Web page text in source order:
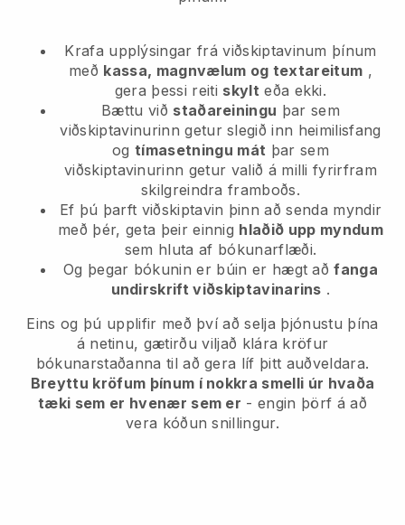
Krafa upplýsingar frá viðskiptavinum þínum
með kassa, magnvælum og textareitum ,
gera þessi reiti skylt eða ekki.
Bættu við staðareiningu þar sem
viðskiptavinurinn getur slegið inn heimilisfang
ogtímasetningu mát þar sem
viðskiptavinurinn getur valið á milli fyrirfram
skilgreindra framboðs.
Ef þú þarft viðskiptavin þinn að senda myndir
með þér, geta þeir einnig hlaðið upp myndum
sem hluta af bókunarflæði.
Og þegar bókunin er búin er hægt aðfanga
undirskrift viðskiptavinarins .
Eins og þú upplifir með því að selja þjónustu þína
á netinu, gætirðu viljað klára kröfur
bókunarstaðanna til að gera líf þitt auðveldara.
Breyttu kröfum þínum í nokkra smelli úr hvaða
tæki sem er hvenær sem er - engin þörf á að
vera kóðun snillingur.